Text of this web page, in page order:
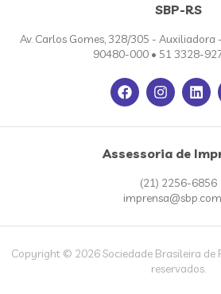
SBP-RS
Av. Carlos Gomes, 328/305 - Auxiliadora
90480-000 • 51 3328-
Assessoria de
(21) 2256-6856
Copyright © 2026 Sociedade Brasileira de
reservados.